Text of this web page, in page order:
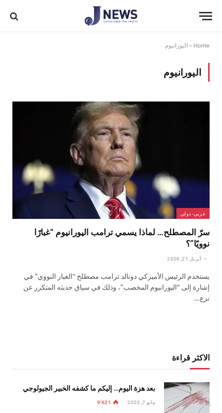
Home
» اليورانيوم
اليورانيوم
عربي- دولي
سرّ المصطلح… لماذا يسمي ترامب اليورانيوم “غبارًا
نوويًا”؟
أبريل 21, 2026
يستخدم الرئيس الأميركي دونالد ترامب مصطلح “الغبار النووي” في
إشارة إلى “اليورانيوم المخصب”، وذلك في سياق حديثه المتكرر عن
نزع…
الاكثر قراءة
بعد هزة اليوم… إليكم ما كشفه الخبير الجيولوجي
مايو 7, 2023 9٬621